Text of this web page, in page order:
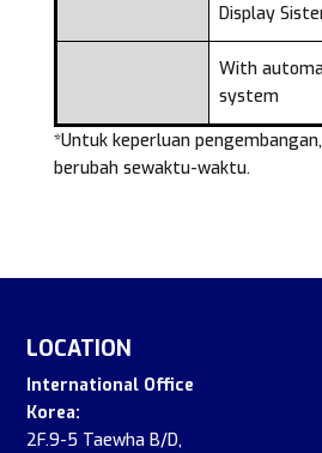
Display
With
system
*Untuk keperluan
berubah sewaktu-waktu.
LOCATION
International Office
Korea:
2F.9-5 Taewha B/D,